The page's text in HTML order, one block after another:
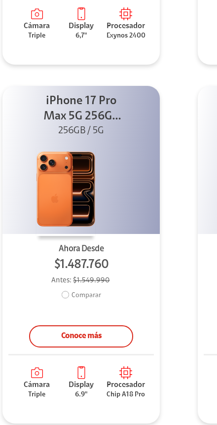
Cámara
Triple
Display
6,7"
Procesador
Exynos 2400
iPhone 17 Pro
Max 5G 256GB
Cosmic Orange
256GB / 5G
Ahora Desde
$1.487.760
Antes:$1.549.990
Comparar
Conoce más
Cámara
Triple
Display
6.9"
Procesador
Chip A18 Pro